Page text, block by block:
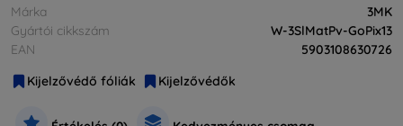
Márka
3MK
Gyártói cikkszám
W-3SlMatPv-GoPix13
EAN
5903108630726
Kijelzővédő fóliák
Kijelzővédők